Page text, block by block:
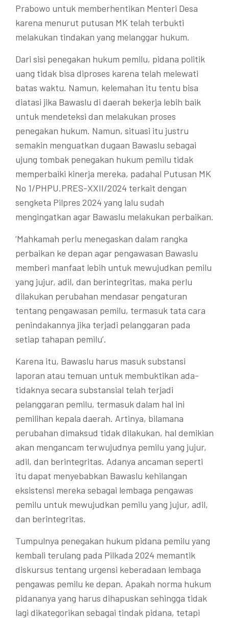
Prabowo untuk memberhentikan Menteri Desa
karena menurut putusan MK telah terbukti
melakukan tindakan yang melanggar hukum.
Dari sisi penegakan hukum pemilu, pidana politik
uang tidak bisa diproses karena telah melewati
batas waktu. Namun, kelemahan itu tentu bisa
diatasi jika Bawaslu di daerah bekerja lebih baik
untuk mendeteksi dan melakukan proses
penegakan hukum. Namun, situasi itu justru
semakin menguatkan dugaan Bawaslu sebagai
ujung tombak penegakan hukum pemilu tidak
memperbaiki kinerja mereka, padahal Putusan MK
No 1/PHPU.PRES-XXII/2024 terkait dengan
sengketa Pilpres 2024 yang lalu sudah
mengingatkan agar Bawaslu melakukan perbaikan.
‘Mahkamah perlu menegaskan dalam rangka
perbaikan ke depan agar pengawasan Bawaslu
memberi manfaat lebih untuk mewujudkan pemilu
yang jujur, adil, dan berintegritas, maka perlu
dilakukan perubahan mendasar pengaturan
tentang pengawasan pemilu, termasuk tata cara
penindakannya jika terjadi pelanggaran pada
setiap tahapan pemilu’.
Karena itu, Bawaslu harus masuk substansi
laporan atau temuan untuk membuktikan ada-
tidaknya secara substansial telah terjadi
pelanggaran pemilu, termasuk dalam hal ini
pemilihan kepala daerah. Artinya, bilamana
perubahan dimaksud tidak dilakukan, hal demikian
akan mengancam terwujudnya pemilu yang jujur,
adil, dan berintegritas. Adanya ancaman seperti
itu dapat menyebabkan Bawaslu kehilangan
eksistensi mereka sebagai lembaga pengawas
pemilu untuk mewujudkan pemilu yang jujur, adil,
dan berintegritas.
Tumpulnya penegakan hukum pidana pemilu yang
kembali terulang pada Pilkada 2024 memantik
diskursus tentang urgensi keberadaan lembaga
pengawas pemilu ke depan. Apakah norma hukum
pidananya yang harus dihapuskan sehingga tidak
lagi dikategorikan sebagai tindak pidana, tetapi